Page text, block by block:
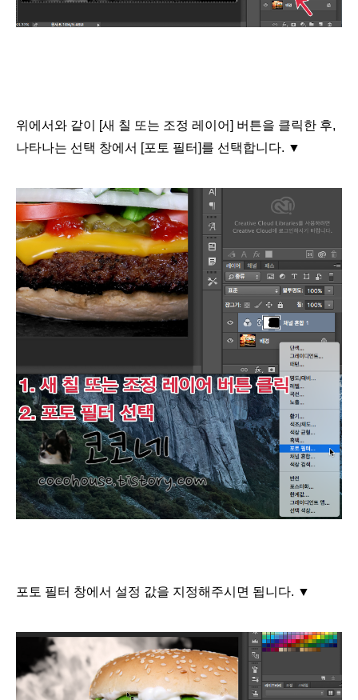
위에서와 같이 [새 칠 또는 조정 레이어] 버튼을 클릭한 후,
나타나는 선택 창에서 [포토 필터]를 선택합니다. ▼
포토 필터 창에서 설정 값을 지정해주시면 됩니다. ▼